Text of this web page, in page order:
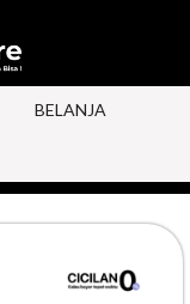
BELANJA